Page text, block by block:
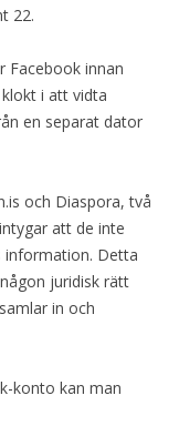
22.
Facebook innan
i att vidta
en separat dator
och Diaspora, två
att de inte
information. Detta
juridisk rätt
in och
konto kan man